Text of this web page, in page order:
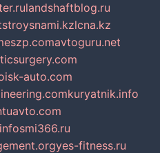
landshaftblog.ru
stroysnami.kzlcna.kz
avtoguru.net
auto.com
kuryatnik.info
smi366.ru
yes-fitness.ru